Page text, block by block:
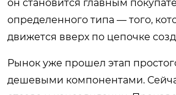
он становится главным
определенного типа — того,
движется вверх по цепочке
Рынок уже прошел этап
дешевыми компонентами.